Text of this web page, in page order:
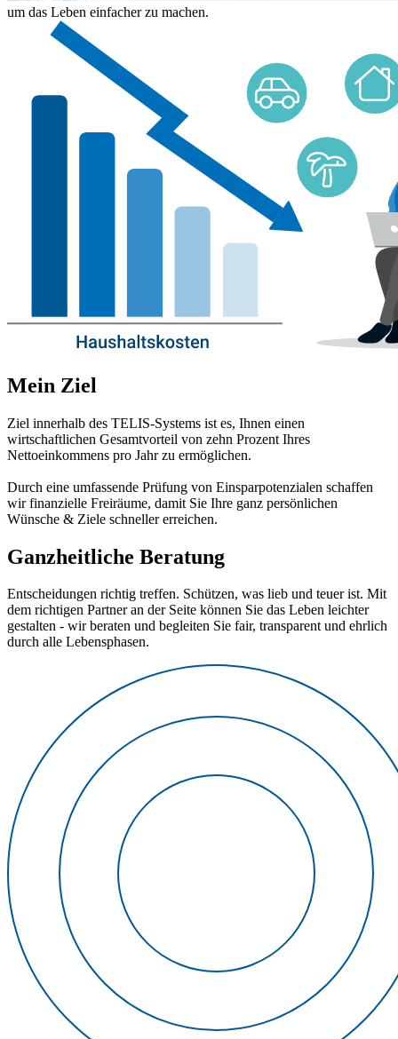
um das Leben einfacher zu machen.
Mein Ziel
Ziel innerhalb des TELIS-Systems ist es, Ihnen einen
wirtschaftlichen Gesamtvorteil von zehn Prozent Ihres
Nettoeinkommens pro Jahr zu ermöglichen.
Durch eine umfassende Prüfung von Einsparpotenzialen schaffen
wir finanzielle Freiräume, damit Sie Ihre ganz persönlichen
Wünsche & Ziele schneller erreichen.
Ganzheitliche Beratung
Entscheidungen richtig treffen. Schützen, was lieb und teuer ist. Mit
dem richtigen Partner an der Seite können Sie das Leben leichter
gestalten - wir beraten und begleiten Sie fair, transparent und ehrlich
durch alle Lebensphasen.